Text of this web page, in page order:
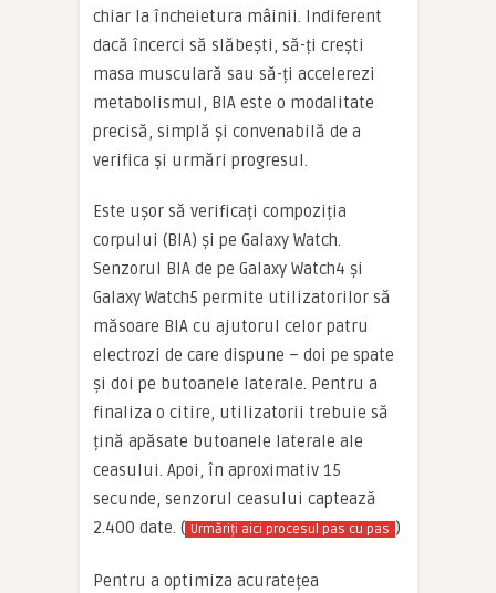
chiar la încheietura mâinii. Indiferent
dacă încerci să slăbești, să-ți crești
masa musculară sau să-ți accelerezi
metabolismul, BIA este o modalitate
precisă, simplă și convenabilă de a
verifica și urmări progresul.
Este ușor să verificați compoziția
corpului (BIA) și pe Galaxy Watch.
Senzorul BIA de pe Galaxy Watch4 și
Galaxy Watch5 permite utilizatorilor să
măsoare BIA cu ajutorul celor patru
electrozi de care dispune – doi pe spate
și doi pe butoanele laterale. Pentru a
finaliza o citire, utilizatorii trebuie să
țină apăsate butoanele laterale ale
ceasului. Apoi, în aproximativ 15
secunde, senzorul ceasului captează
2.400 date. ( Urmăriți aici procesul pas cu pas )
Pentru a optimiza acuratețea